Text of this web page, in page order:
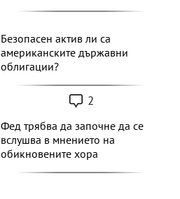
Безопасен актив ли са
американските държавни
облигации?
2
Фед трябва да започне да се
вслушва в мнението на
обикновените хора